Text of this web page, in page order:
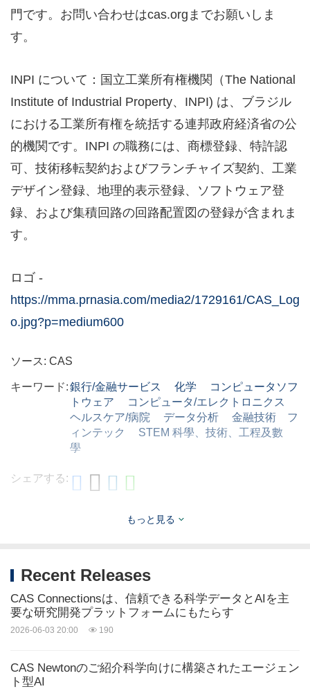
門です。お問い合わせはcas.orgまでお願いしま
す。
INPI について：国立工業所有権機関（The National
Institute of Industrial Property、INPI) は、ブラジル
における工業所有権を統括する連邦政府経済省の公
的機関です。INPI の職務には、商標登録、特許認
可、技術移転契約およびフランチャイズ契約、工業
デザイン登録、地理的表示登録、ソフトウェア登
録、および集積回路の回路配置図の登録が含まれま
す。
ロゴ -
https://mma.prnasia.com/media2/1729161/CAS_Log
o.jpg?p=medium600
ソース: CAS
キーワード:銀行/金融サービス 化学
コンピュータソフ
トウェア
コンピュータ/エレクトロニクス
ヘルスケア/病院
データ分析
金融技術 フ
ィンテック
STEM 科學、技術、工程及數
學
シェアする:
もっと見る
Recent Releases
CAS Connectionsは、信頼できる科学データとAIを主
要な研究開発プラットフォームにもたらす
2026-06-03 20:00 190
CAS Newtonのご紹介科学向けに構築されたエージェン
ト型AI